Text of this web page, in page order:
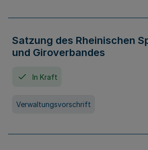
Satzung des Rheinischen
und Giroverbandes
In Kraft
Verwaltungsvorschrift